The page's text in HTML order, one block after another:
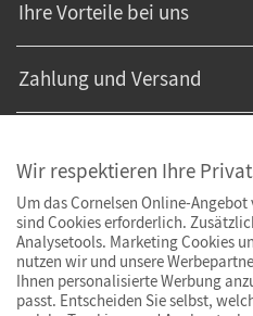
Ihre Vorteile bei uns
Zahlung und Versand
Wir respektieren Ihre
Um das Cornelsen Online-
sind Cookies erforderlich.
Analysetools. Marketing Cookies
nutzen wir und unsere
Ihnen personalisierte Werbung
passt. Entscheiden Sie selbst,